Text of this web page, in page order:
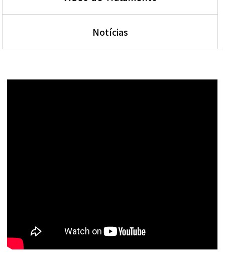
Notícias